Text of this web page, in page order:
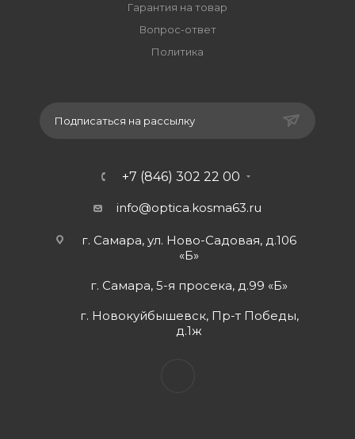
Гарантия на товар
Вопрос-ответ
Политика
Подписаться на рассылку
+7 (846) 302 22 00
info@optica.kosma63.ru
г. Самара, ул. Ново-Садовая, д.106
«Б»
г. Самара, 5-я просека, д.99 «Б»
г. Новокуйбышевск, Пр-т Победы,
д.1ж